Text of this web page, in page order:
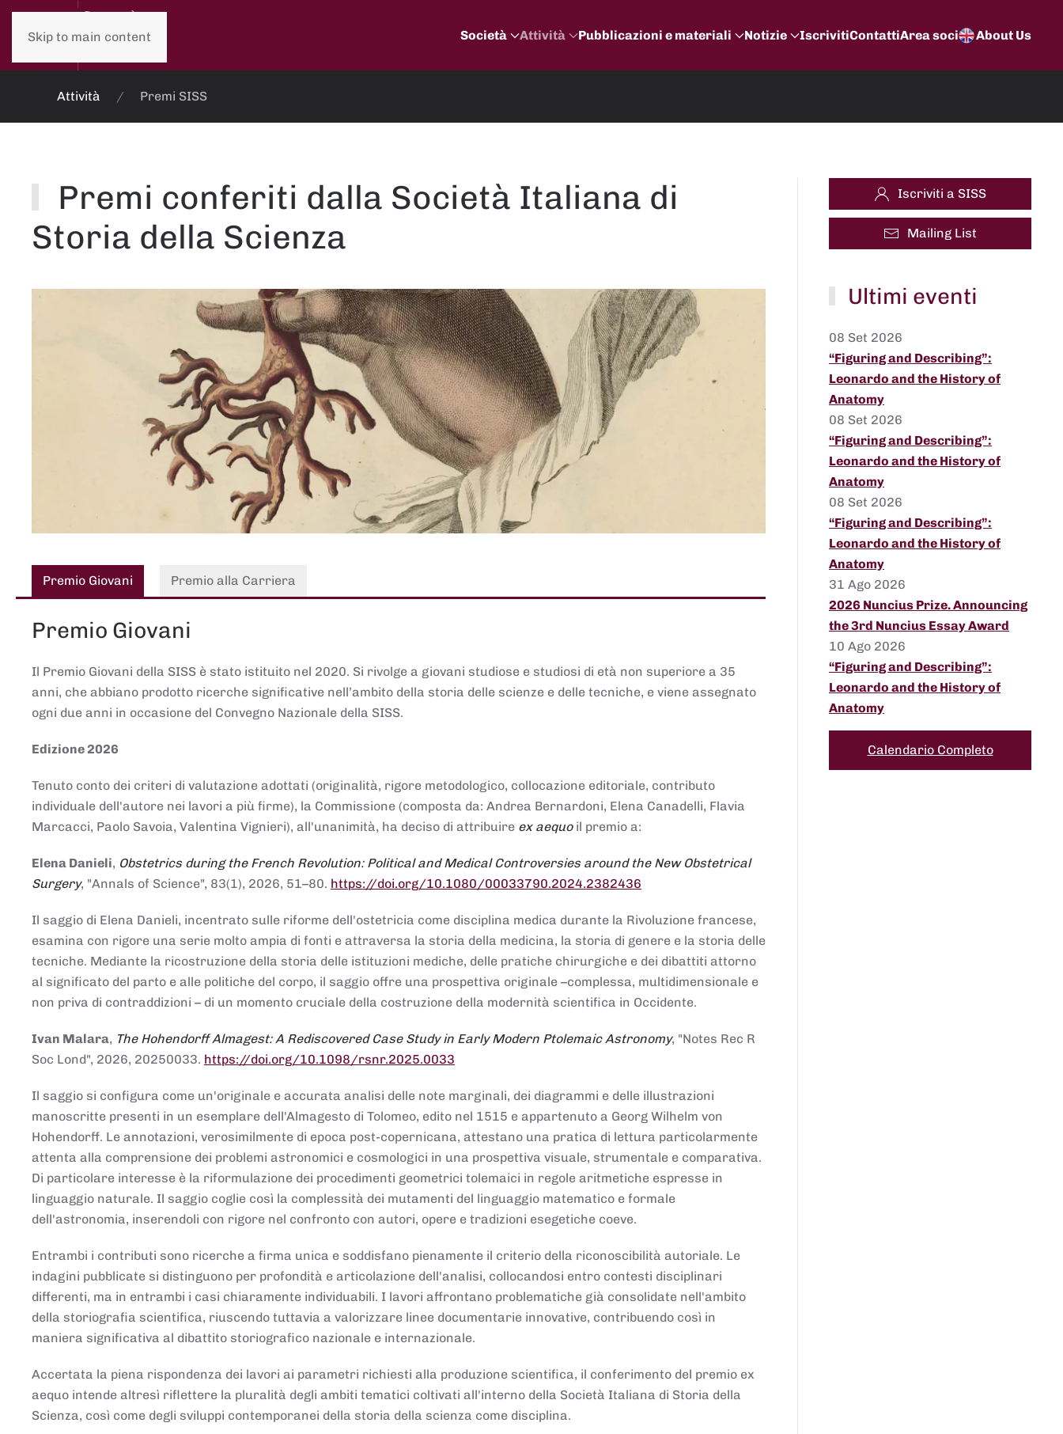
Skip to main content Società Attività Pubblicazioni e materiali Notizie IscrivitiContattiArea soci About Us
Attività Premi SISS
Premi conferiti dalla Società Italiana di
Storia della Scienza
Premio Giovani Premio alla Carriera
Premio Giovani
Il Premio Giovani della SISS è stato istituito nel 2020. Si rivolge a giovani studiose e studiosi di età non superiore a 35
anni, che abbiano prodotto ricerche significative nell’ambito della storia delle scienze e delle tecniche, e viene assegnato
ogni due anni in occasione del Convegno Nazionale della SISS.
Edizione 2026
Tenuto conto dei criteri di valutazione adottati (originalità, rigore metodologico, collocazione editoriale, contributo
individuale dell'autore nei lavori a più firme), la Commissione (composta da: Andrea Bernardoni, Elena Canadelli, Flavia
Marcacci, Paolo Savoia, Valentina Vignieri), all'unanimità, ha deciso di attribuire ex aequoil premio a:
Elena Danieli, Obstetrics during the French Revolution: Political and Medical Controversies around the New Obstetrical
Surgery, "Annals of Science", 83(1), 2026, 51–80. https://doi.org/10.1080/00033790.2024.2382436
Il saggio di Elena Danieli, incentrato sulle riforme dell'ostetricia come disciplina medica durante la Rivoluzione francese,
esamina con rigore una serie molto ampia di fonti e attraversa la storia della medicina, la storia di genere e la storia delle
tecniche. Mediante la ricostruzione della storia delle istituzioni mediche, delle pratiche chirurgiche e dei dibattiti attorno
al significato del parto e alle politiche del corpo, il saggio offre una prospettiva originale –complessa, multidimensionale e
non priva di contraddizioni – di un momento cruciale della costruzione della modernità scientifica in Occidente.
Ivan Malara, The Hohendorff Almagest: A Rediscovered Case Study in Early Modern Ptolemaic Astronomy, "Notes Rec R
Soc Lond", 2026, 20250033. https://doi.org/10.1098/rsnr.2025.0033
Il saggio si configura come un'originale e accurata analisi delle note marginali, dei diagrammi e delle illustrazioni
manoscritte presenti in un esemplare dell'Almagesto di Tolomeo, edito nel 1515 e appartenuto a Georg Wilhelm von
Hohendorff. Le annotazioni, verosimilmente di epoca post-copernicana, attestano una pratica di lettura particolarmente
attenta alla comprensione dei problemi astronomici e cosmologici in una prospettiva visuale, strumentale e comparativa.
Di particolare interesse è la riformulazione dei procedimenti geometrici tolemaici in regole aritmetiche espresse in
linguaggio naturale. Il saggio coglie così la complessità dei mutamenti del linguaggio matematico e formale
dell'astronomia, inserendoli con rigore nel confronto con autori, opere e tradizioni esegetiche coeve.
Entrambi i contributi sono ricerche a firma unica e soddisfano pienamente il criterio della riconoscibilità autoriale. Le
indagini pubblicate si distinguono per profondità e articolazione dell'analisi, collocandosi entro contesti disciplinari
differenti, ma in entrambi i casi chiaramente individuabili. I lavori affrontano problematiche già consolidate nell'ambito
della storiografia scientifica, riuscendo tuttavia a valorizzare linee documentarie innovative, contribuendo così in
maniera significativa al dibattito storiografico nazionale e internazionale.
Accertata la piena rispondenza dei lavori ai parametri richiesti alla produzione scientifica, il conferimento del premio ex
aequo intende altresì riflettere la pluralità degli ambiti tematici coltivati all'interno della Società Italiana di Storia della
Scienza, così come degli sviluppi contemporanei della storia della scienza come disciplina.
Iscriviti a SISS
Mailing List
Ultimi eventi
08 Set 2026
“Figuring and Describing”:
Leonardo and the History of
Anatomy
08 Set 2026
“Figuring and Describing”:
Leonardo and the History of
Anatomy
08 Set 2026
“Figuring and Describing”:
Leonardo and the History of
Anatomy
31 Ago 2026
2026 Nuncius Prize. Announcing
the 3rd Nuncius Essay Award
10 Ago 2026
“Figuring and Describing”:
Leonardo and the History of
Anatomy
Calendario Completo